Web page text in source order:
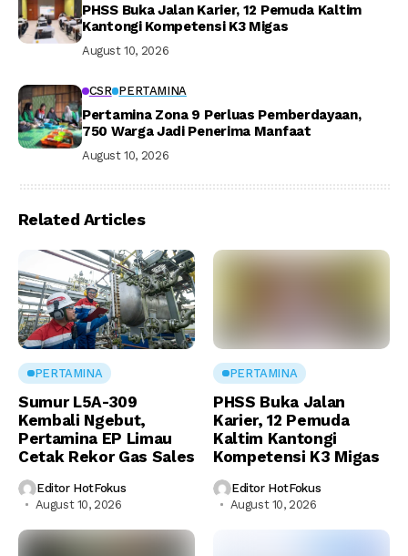
PHSS Buka Jalan Karier, 12 Pemuda Kaltim
Kantongi Kompetensi K3 Migas
August 10, 2026
CSR PERTAMINA
Pertamina Zona 9 Perluas Pemberdayaan,
750 Warga Jadi Penerima Manfaat
August 10, 2026
Related Articles
PERTAMINA
Sumur L5A-309
Kembali Ngebut,
Pertamina EP Limau
Cetak Rekor Gas Sales
Editor HotFokus
August 10, 2026
PERTAMINA
PHSS Buka Jalan
Karier, 12 Pemuda
Kaltim Kantongi
Kompetensi K3 Migas
Editor HotFokus
August 10, 2026